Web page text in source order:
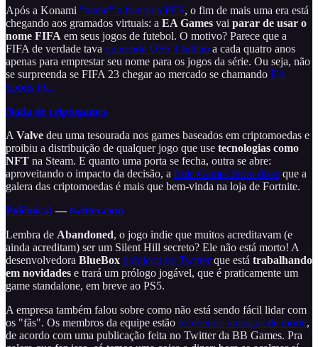
Após a Konami "matar" a franquia PES, o fim de mais uma era está
chegando aos gramados virtuais: a EA Games vai parar de usar o
nome FIFA em seus jogos de futebol. O motivo? Parece que a
FIFA de verdade tava querendo US$ 1 bilhão a cada quatro anos
apenas para emprestar seu nome para os jogos da série. Ou seja, não
se surpreenda se FIFA 23 chegar ao mercado se chamando EA
Sports FC.
Nada de criptogames
AValve deu uma tesourada nos games baseados em criptomoedas e
proibiu a distribuição de qualquer jogo que use tecnologias como
NFT na Steam. E quanto uma porta se fecha, outra se abre:
aproveitando o impacto da decisão, a Epic Games Store disse que a
galera das criptomoedas é mais que bem-vinda na loja de Fortnite.
Polêmica! —twitter.com
Lembra de Abandoned, o jogo indie que muitos acreditavam (e
ainda acreditam) ser um Silent Hill secreto? Ele não está morto! A
desenvolvedora BlueBox publicou no Twitterque está trabalhando
em novidades e trará um prólogo jogável, que é praticamente um
game standalone, em breve ao PS5.
A empresa também falou sobre como não está sendo fácil lidar com
os "fãs". Os membros da equipe estão recebendo ameaças de morte,
de acordo com uma publicação feita no Twitter da BB Games. Pra